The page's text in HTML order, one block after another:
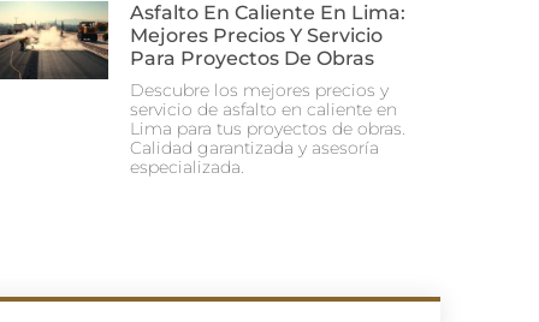
Asfalto En Caliente En Lima:
Mejores Precios Y Servicio
Para Proyectos De Obras
Descubre los mejores precios y
servicio de asfalto en caliente en
Lima para tus proyectos de obras.
Calidad garantizada y asesoría
especializada.